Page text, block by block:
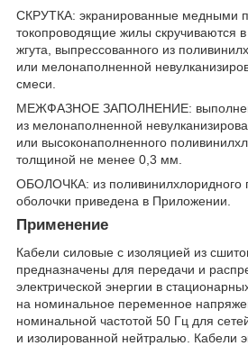
СКРУТКА: экранированные медными
токопроводящие жилы скручиваются в
жгута, выпрессованного из
или мелонаполненной
смеси.
МЕЖФАЗНОЕ ЗАПОЛНЕНИЕ:
из мелонаполненной
или высоконаполненного
толщиной не менее 0,3 мм.
ОБОЛОЧКА: из поливинилхлоридного
оболочки приведена в Приложении.
Применение
Кабели силовые с изоляцией из
предназначены для передачи и
электрической энергии в
на номинальное переменное
номинальной частотой 50 Гц для
и изолированной нейтралью. Кабели